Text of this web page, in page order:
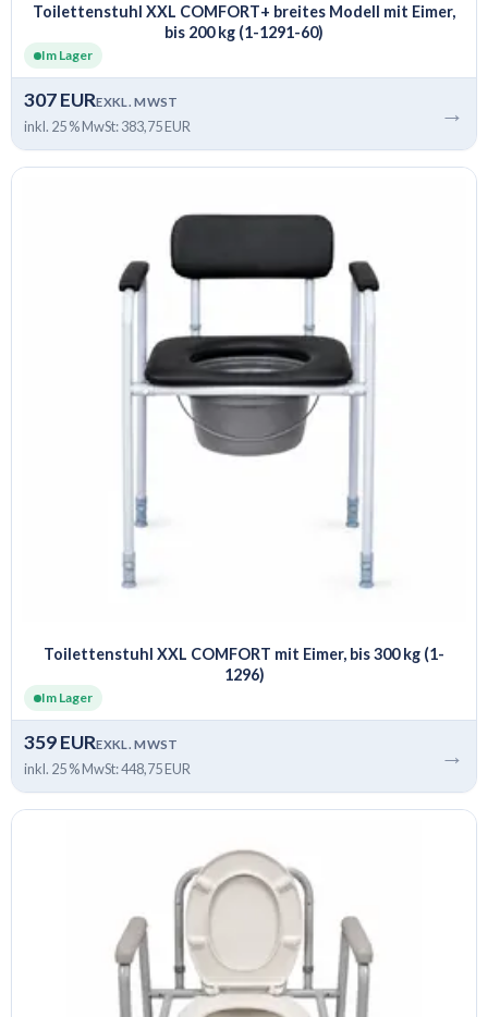
Toilettenstuhl XXL COMFORT+ breites Modell mit Eimer,
bis 200 kg (1-1291-60)
Im Lager
307 EUREXKL. MWST
inkl. 25 % MwSt: 383,75 EUR →
Toilettenstuhl XXL COMFORT mit Eimer, bis 300 kg (1-
1296)
Im Lager
359 EUREXKL. MWST
inkl. 25 % MwSt: 448,75 EUR →